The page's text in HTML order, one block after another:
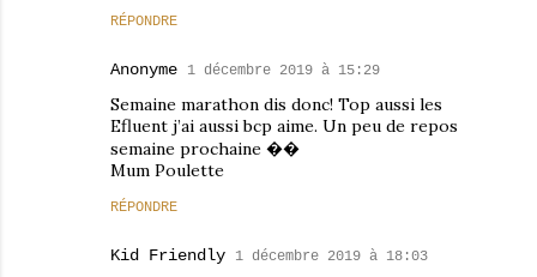
RÉPONDRE
Anonyme 1 décembre 2019 à 15:29
Semaine marathon dis donc! Top aussi les
Efluent j’ai aussi bcp aime. Un peu de repos
semaine prochaine ��
Mum Poulette
RÉPONDRE
Kid Friendly 1 décembre 2019 à 18:03